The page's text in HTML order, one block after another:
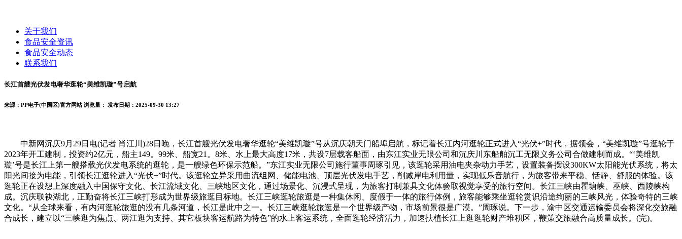
关于我们
食品安全资讯
食品安全动态
联系我们
长江首艘光伏发电奢华逛轮“美维凯璇”号启航
来源：PP电子(中国区)官方网站 浏览量： 发布日期：2025-09-30 13:27
中新网沉庆9月29日电(记者 肖江川)28日晚，长江首艘光伏发电奢华逛轮“美维凯璇”号从沉庆朝天门船埠启航，标记着长江内河逛轮正式进入“光伏+”时代，据领会，“美维凯璇”号逛轮于
2023年开工建制，投资约2亿元，船主149。99米、船宽21。8米、水上最大高度17米，共设7层载客船面，由东江实业无限公司和沉庆川东船舶沉工无限义务公司合做建制而成。“‘美维凯
璇’号是长江上第一艘搭载光伏发电系统的逛轮，是一艘绿色环保示范船。”东江实业无限公司施行董事周琢引见，该逛轮采用油电夹杂动力手艺，设置装备摆设300KW太阳能光伏系统，将太
阳光间接为电能，引领长江逛轮进入“光伏+”时代。该逛轮立异采用曲流组网、储能电池、顶层光伏发电手艺，削减岸电利用量，实现低乐音航行，为旅客带来平稳、恬静、舒服的体验。该
逛轮正在设想上深度融入中国保守文化、长江流域文化、三峡地区文化，通过场景化、沉浸式呈现，为旅客打制兼具文化体验取视觉享受的旅行空间。长江三峡由瞿塘峡、巫峡、西陵峡构
成。沉庆联袂湖北，正勤奋将长江三峡打形成为世界级旅逛目标地。长江三峡逛轮旅逛是一种集休闲、度假于一体的旅行体例，旅客能够乘坐逛轮赏识沿途绚丽的三峡风光，体验奇特的三峡
文化。“从全球来看，有内河逛轮旅逛的没有几条河道，长江是此中之一。长江三峡逛轮旅逛是一个世界级产物，市场前景很是广漠。”周琢说。下一步，渝中区交通运输委员会将深化交旅融
合成长，建立以“三峡逛为焦点、两江逛为支持、其它板块客运航路为特色”的水上客运系统，全面逛轮经济活力，加速扶植长江上逛逛轮财产堆积区，鞭策交旅融合高质量成长。(完)。